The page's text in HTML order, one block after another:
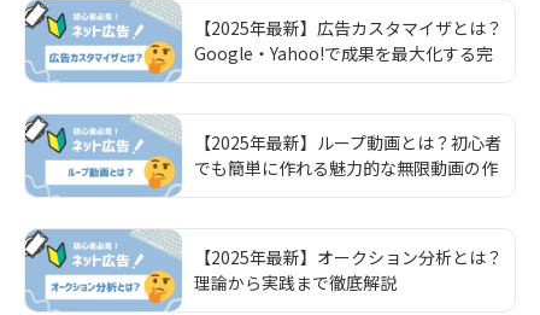
【2025年最新】広告カスタマイザとは？
Google・Yahoo!で成果を最大化する完
全活用ガイド
【2025年最新】ループ動画とは？初心者
でも簡単に作れる魅力的な無限動画の作
り方と活用法を完全解説
【2025年最新】オークション分析とは？
理論から実践まで徹底解説